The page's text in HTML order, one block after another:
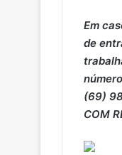
Em
de
(69)
COM